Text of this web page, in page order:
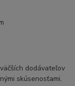
dodávateľov
skúsenosťami.